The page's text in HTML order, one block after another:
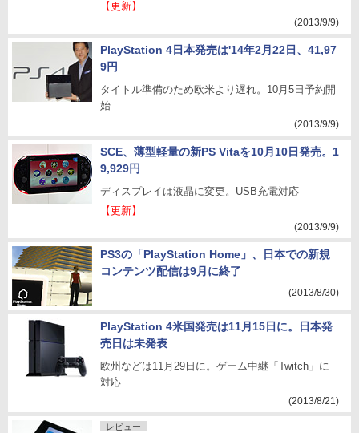
【更新】
(2013/9/9)
PlayStation 4日本発売は'14年2月22日、41,97
9円
タイトル準備のため欧米より遅れ。10月5日予約開
始
(2013/9/9)
SCE、薄型軽量の新PS Vitaを10月10日発売。1
9,929円
ディスプレイは液晶に変更。USB充電対応
【更新】
(2013/9/9)
PS3の「PlayStation Home」、日本での新規
コンテンツ配信は9月に終了
(2013/8/30)
PlayStation 4米国発売は11月15日に。日本発
売日は未発表
欧州などは11月29日に。ゲーム中継「Twitch」に
対応
(2013/8/21)
レビュー